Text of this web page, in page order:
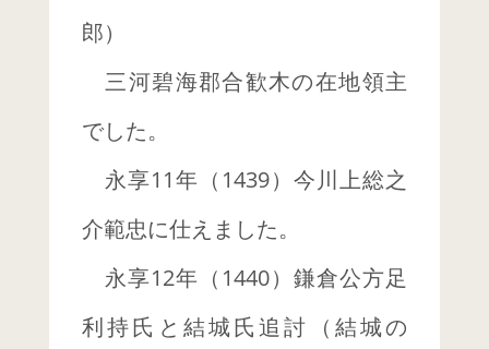
郎）
三河碧海郡合歓木の在地領主
でした。
永享11年（1439）今川上総之
介範忠に仕えました。
永享12年（1440）鎌倉公方足
利持氏と結城氏追討（結城の